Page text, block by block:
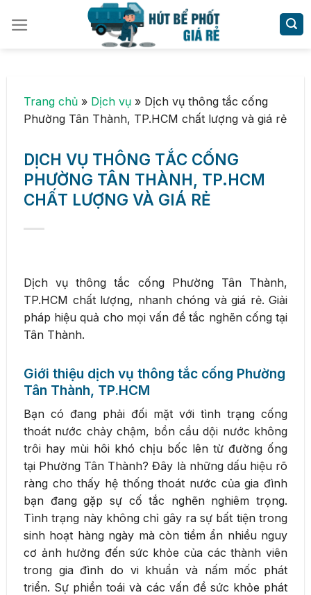
Trang chủ » Dịch vụ » Dịch vụ thông tắc cống
Phường Tân Thành, TP.HCM chất lượng và giá rẻ
DỊCH VỤ THÔNG TẮC CỐNG
PHƯỜNG TÂN THÀNH, TP.HCM
CHẤT LƯỢNG VÀ GIÁ RẺ
Dịch vụ thông tắc cống Phường Tân Thành,
TP.HCM chất lượng, nhanh chóng và giá rẻ. Giải
pháp hiệu quả cho mọi vấn đề tắc nghẽn cống tại
Tân Thành.
Giới thiệu dịch vụ thông tắc cống Phường
Tân Thành, TP.HCM
Bạn có đang phải đối mặt với tình trạng cống
thoát nước chảy chậm, bồn cầu dội nước không
trôi hay mùi hôi khó chịu bốc lên từ đường ống
tại Phường Tân Thành? Đây là những dấu hiệu rõ
ràng cho thấy hệ thống thoát nước của gia đình
bạn đang gặp sự cố tắc nghẽn nghiêm trọng.
Tình trạng này không chỉ gây ra sự bất tiện trong
sinh hoạt hàng ngày mà còn tiềm ẩn nhiều nguy
cơ ảnh hưởng đến sức khỏe của các thành viên
trong gia đình do vi khuẩn và nấm mốc phát
triển. Sự phiền toái và các vấn đề sức khỏe phát